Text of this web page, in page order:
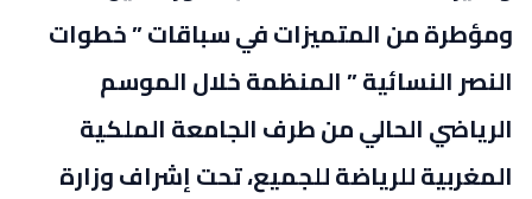
ومؤطرة من المتميزات في سباقات ” خطوات
النصر النسائية ” المنظمة خلال الموسم
الرياضي الحالي من طرف الجامعة الملكية
المغربية للرياضة للجميع، تحت إشراف وزارة